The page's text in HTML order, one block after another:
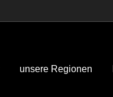
unsere Regionen